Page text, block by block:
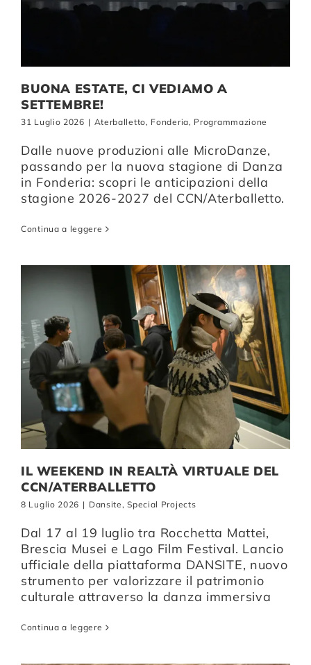
Sostienici
BUONA ESTATE, CI VEDIAMO A
SETTEMBRE!
31 Luglio 2026 | Aterballetto, Fonderia, Programmazione
Dalle nuove produzioni alle MicroDanze,
passando per la nuova stagione di Danza
in Fonderia: scopri le anticipazioni della
stagione 2026-2027 del CCN/Aterballetto.
Continua a leggere
IL WEEKEND IN REALTÀ VIRTUALE DEL
CCN/ATERBALLETTO
8 Luglio 2026 | Dansite,Special Projects
Dal 17 al 19 luglio tra Rocchetta Mattei,
Brescia Musei e Lago Film Festival. Lancio
ufficiale della piattaforma DANSITE, nuovo
strumento per valorizzare il patrimonio
culturale attraverso la danza immersiva
Continua a leggere